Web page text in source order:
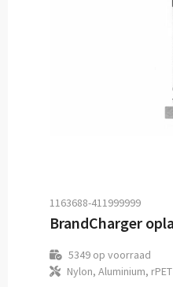
1163688-411999999
5349op voorraad
Nylon, Aluminium, rPET